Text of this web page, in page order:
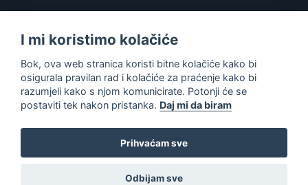
KONTAKT
info@gaming-shop-vranovic.hr
0
I mi koristimo kolačiće
Bok, ova web stranica koristi bitne kolačiće kako bi
osigurala pravilan rad i kolačiće za praćenje kako bi
razumjeli kako s njom komunicirate. Potonji će se
postaviti tek nakon pristanka. Daj mi da biram
Prihvaćam sve
Odbijam sve